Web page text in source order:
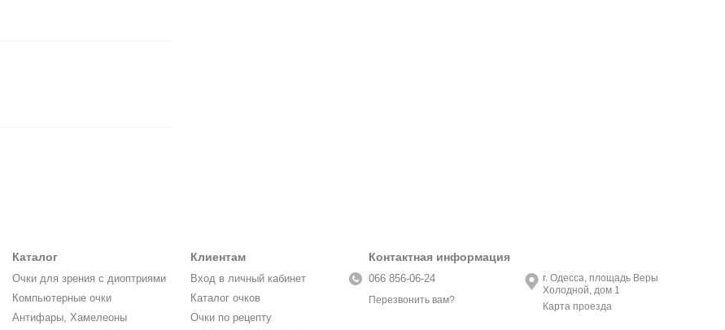
Каталог
Очки для зрения с диоптриями
Компьютерные очки
Антифары, Хамелеоны
Клиентам
Вход в личный кабинет
Каталог очков
Очки по рецепту
Контактная информация
066 856-06-24
Перезвонить вам?
г. Одесса, площадь Веры
Холодной, дом 1
Карта проезда